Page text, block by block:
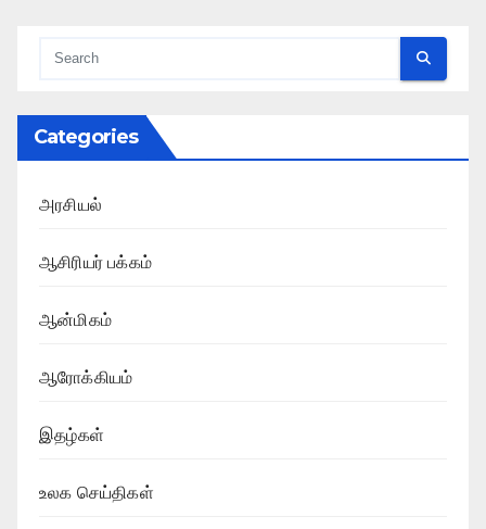
Categories
அரசியல்
ஆசிரியர் பக்கம்
ஆன்மிகம்
ஆரோக்கியம்
இதழ்கள்
உலக செய்திகள்